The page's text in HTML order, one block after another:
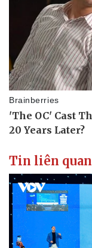
Doanh nghiệp
Thông tin doanh
Doanh nghiệp 24h
Doanh nhân
Vì cộng đồng
Tin liên quan